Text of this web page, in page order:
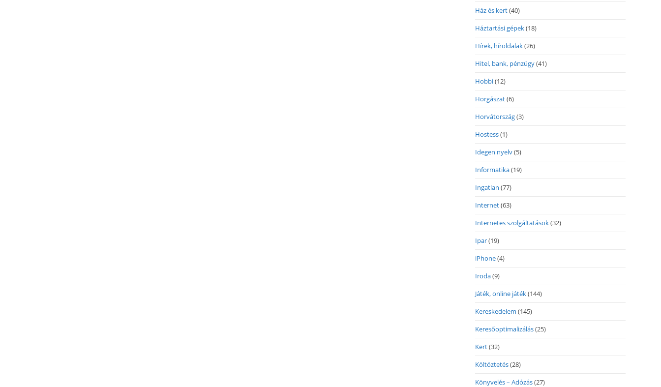
Ház és kert(40)
Háztartási gépek(18)
Hírek, híroldalak(26)
Hitel, bank, pénzügy(41)
Hobbi(12)
Horgászat(6)
Horvátország(3)
Hostess(1)
Idegen nyelv(5)
Informatika(19)
Ingatlan (77)
Internet(63)
Internetes szolgáltatások(32)
Ipar(19)
iPhone(4)
Iroda(9)
Játék, online játék(144)
Kereskedelem (145)
Keresőoptimalizálás(25)
Kert(32)
Költöztetés(28)
Könyvelés – Adózás(27)